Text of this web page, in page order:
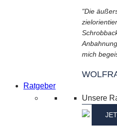
"Die
mich
Ratgeber
Unsere